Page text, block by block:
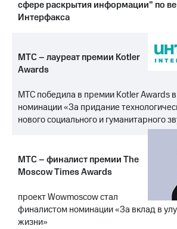
"МТС"
Собрания
акционера
Контроль
и
аудит
Описание
Программа
Порядок
выкупа
сфере раскрытия информации" по
Интерфакса
МТС – лауреат премии Kotler
Awards
МТС победила в премии Kotler Awards
номинации «За придание
нового социального и гуманитарного
МТС – финалист премии The
Moscow Times Awards
проект Wowmoscow стал
финалистом номинации «За вклад в
жизни»